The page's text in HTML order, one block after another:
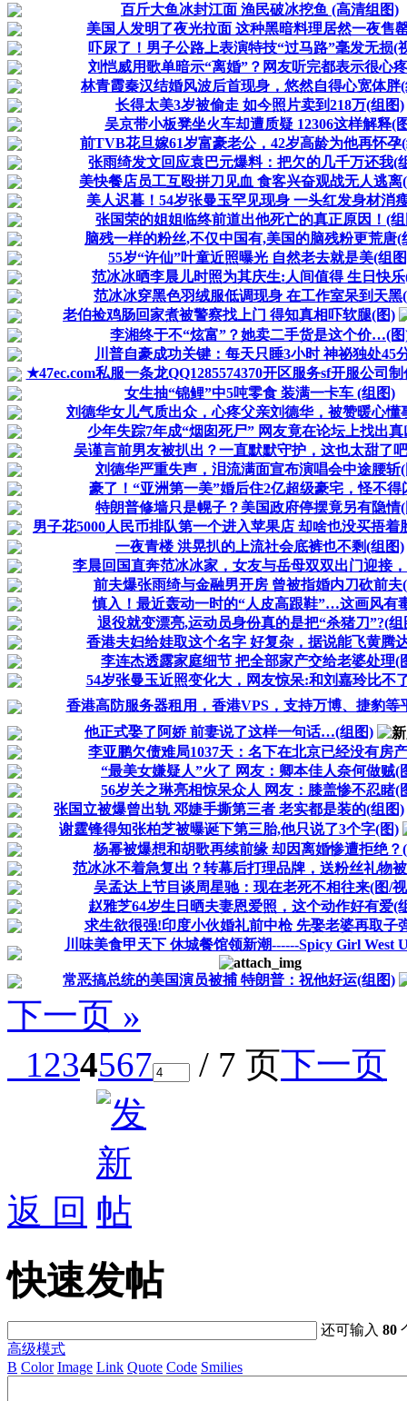
百斤大鱼冰封江面 渔民破冰挖鱼 (高清组图)
美国人发明了夜光拉面 这种黑暗料理居然一夜售
吓尿了！男子公路上表演特技“过马路”毫发无损(
刘恺威用歌单暗示“离婚”？网友听完都表示很心
林青霞秦汉结婚风波后首现身，悠然自得心宽体胖
长得太美3岁被偷走 如今照片卖到218万(组图)
吴京带小板凳坐火车却遭质疑 12306这样解释(
前TVB花旦嫁61岁富豪老公，42岁高龄为他再怀孕
张雨绮发文回应袁巴元爆料：把欠的几千万还我(
美快餐店员工互殴拼刀见血 食客兴奋观战无人逃离
美人迟暮！54岁张曼玉罕见现身 一头红发身材消
张国荣的姐姐临终前道出他死亡的真正原因！(
脑残一样的粉丝,不仅中国有,美国的脑残粉更荒唐(
55岁“许仙”叶童近照曝光 自然老去就是美(组
范冰冰晒李晨儿时照为其庆生:人间值得 生日快乐
范冰冰穿黑色羽绒服低调现身 在工作室呆到天黑
老伯捡鸡肠回家煮被警察找上门 得知真相吓软腿(图)
李湘终于不“炫富”？她卖二手货是这个价…(
川普自豪成功关键：每天只睡3小时 神祕独处45
★47ec.com私服一条龙QQ1285574370开区服务sf开服公司
女生抽“锦鲤”中5吨零食 装满一卡车 (组图)
刘德华女儿气质出众，心疼父亲刘德华，被赞暖心懂
少年失踪7年成“烟囱死尸” 网友竟在论坛上找出
吴谨言前男友被扒出？一直默默守护，这也太甜了
刘德华严重失声，泪流满面宣布演唱会中途腰斩
豪了！“亚洲第一美”婚后住2亿超级豪宅，怪不得
特朗普修墙只是幌子？美国政府停摆竟另有隐情
男子花5000人民币排队第一个进入苹果店 却啥也没买捂着
一夜青楼 洪晃扒的上流社会底裤也不剩(组图)
李晨回国直奔范冰冰家，女友与岳母双双出门迎接
前夫爆张雨绮与金融男开房 曾被指婚内刀砍前夫
慎入！最近轰动一时的“人皮高跟鞋”…这画风有
退役就变漂亮,运动员身份真的是把“杀猪刀”?(组
香港夫妇给娃取这个名字 好复杂，据说能飞黄腾
李连杰透露家庭细节 把全部家产交给老婆处理(
54岁张曼玉近照变化大，网友惊呆:和刘嘉玲比不
香港高防服务器租用，香港VPS，支持万博、捷豹等
他正式娶了阿娇 前妻说了这样一句话…(组图)
李亚鹏欠债难局1037天：名下在北京已经没有房
“最美女嫌疑人”火了 网友：卿本佳人奈何做贼(
56岁关之琳亮相惊呆众人 网友：膝盖惨不忍睹(
张国立被爆曾出轨 邓婕手撕第三者 老实都是装的(组图)
谢霆锋得知张柏芝被曝诞下第三胎,他只说了3个字(图)
杨幂被爆想和胡歌再续前缘 却因离婚惨遭拒绝？
范冰冰不着急复出？转幕后打理品牌，送粉丝礼物
吴孟达上节目谈周星驰：现在老死不相往来(图/
赵雅芝64岁生日晒夫妻恩爱照，这个动作好有爱(
求生欲很强!印度小伙婚礼前中枪 先娶老婆再取子
川味美食甲天下 休城餐馆领新潮------Spicy Girl West
常恶搞总统的美国演员被捕 特朗普：祝他好运(组图)
下一页 »
1234567 / 7 页下一页
返 回
快速发帖
还可输入80
高级模式
B Color Image Link Quote Code Smilies